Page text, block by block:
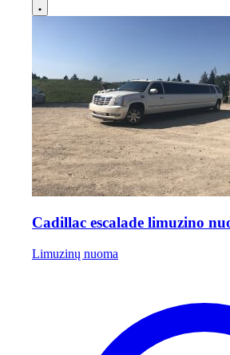
Cadillac escalade limuzino
Limuzinų nuoma